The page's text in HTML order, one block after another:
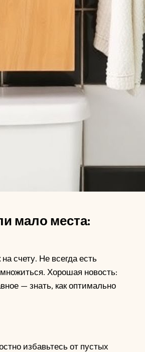
мало места:
счету. Не всегда есть
Хорошая новость:
— знать, как оптимально
избавьтесь от пустых